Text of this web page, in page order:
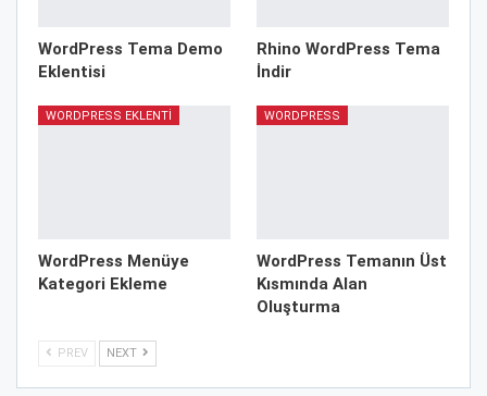
WordPress Tema Demo
Eklentisi
Rhino WordPress Tema
İndir
WORDPRESS EKLENTI
WordPress Menüye
Kategori Ekleme
WORDPRESS
WordPress Temanın Üst
Kısmında Alan
Oluşturma
PREV NEXT